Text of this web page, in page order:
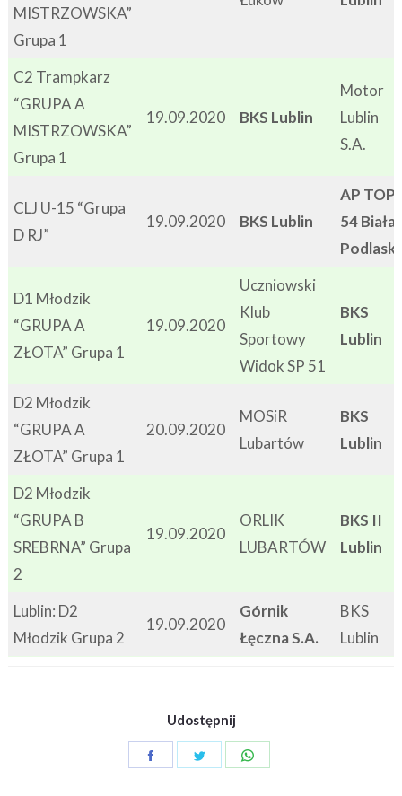
MISTRZOWSKA”
Grupa 1
C2 Trampkarz
“GRUPA A
MISTRZOWSKA”
Grupa 1
19.09.2020 BKS Lublin
Motor
Lublin
S.A.
CLJ U-15 “Grupa
D RJ”
19.09.2020 BKS Lublin
AP TOP
54 Biała
D1 Młodzik
“GRUPA A
ZŁOTA” Grupa 1
19.09.2020
Uczniowski
Klub
Sportowy
Widok SP 51
BKS
Lublin
D2 Młodzik
“GRUPA A
ZŁOTA” Grupa 1
20.09.2020
MOSiR
Lubartów
BKS
Lublin
D2 Młodzik
“GRUPA B
SREBRNA” Grupa
2
19.09.2020
ORLIK
LUBARTÓW
BKS II
Lublin
Lublin: D2
Młodzik Grupa 2
19.09.2020
Górnik
Łęczna S.A.
BKS
Lublin
Udostępnij